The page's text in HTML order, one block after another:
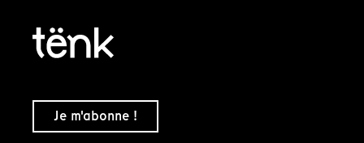
Je m'abonne !